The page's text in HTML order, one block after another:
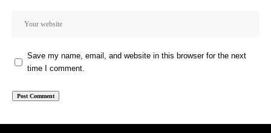
Save my name, email, and website in this browser for the next
time I comment.